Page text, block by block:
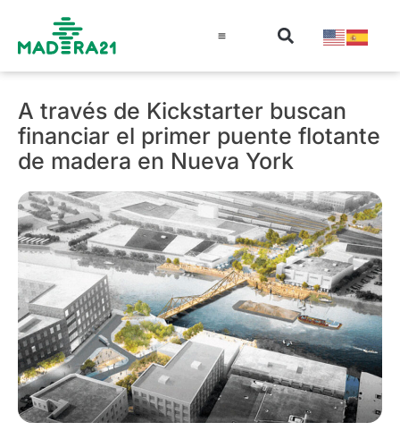
A través de Kickstarter buscan
financiar el primer puente flotante
de madera en Nueva York